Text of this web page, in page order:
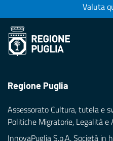
Valuta
Regione Puglia
Assessorato Cultura, tutela e
Politiche Migratorie, Legalità e
InnovaPuglia S.p.A. Società in